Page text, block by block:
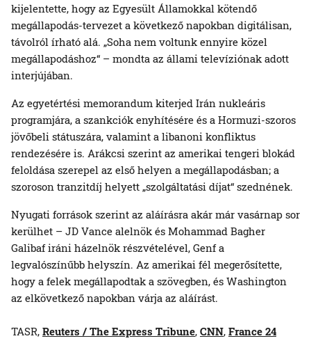
kijelentette, hogy az Egyesült Államokkal kötendő
megállapodás-tervezet a következő napokban digitálisan,
távolról írható alá. „Soha nem voltunk ennyire közel
megállapodáshoz“ – mondta az állami televíziónak adott
interjújában.
Az egyetértési memorandum kiterjed Irán nukleáris
programjára, a szankciók enyhítésére és a Hormuzi-szoros
jövőbeli státuszára, valamint a libanoni konfliktus
rendezésére is. Arákcsi szerint az amerikai tengeri blokád
feloldása szerepel az első helyen a megállapodásban; a
szoroson tranzitdíj helyett „szolgáltatási díjat“ szednének.
Nyugati források szerint az aláírásra akár már vasárnap sor
kerülhet – JD Vance alelnök és Mohammad Bagher
Galibaf iráni házelnök részvételével, Genf a
legvalószínűbb helyszín. Az amerikai fél megerősítette,
hogy a felek megállapodtak a szövegben, és Washington
az elkövetkező napokban várja az aláírást.
TASR, Reuters / The Express Tribune, CNN, France 24